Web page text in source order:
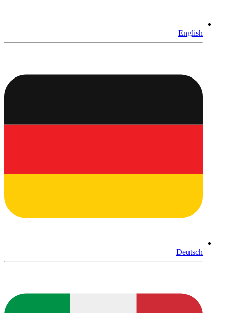
English
Deutsch